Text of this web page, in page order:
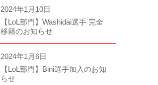
2024年1月10日
【LoL部門】Washidai選手 完全
移籍のお知らせ
2024年1月6日
【LoL部門】Bini選手加入のお知
らせ